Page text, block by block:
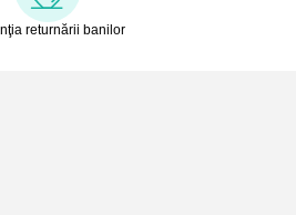
returnării banilor